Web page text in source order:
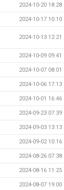
2024-10-20 18:28
2024-10-17 10:10
2024-10-13 12:21
2024-10-09 09:41
2024-10-07 08:01
2024-10-06 17:13
2024-10-01 16:46
2024-09-23 07:39
2024-09-03 13:13
2024-09-02 10:16
2024-08-26 07:38
2024-08-16 11:25
2024-08-07 19:00